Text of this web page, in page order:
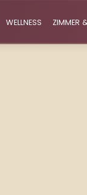
WELLNESS ZIMMER